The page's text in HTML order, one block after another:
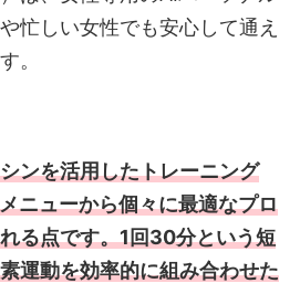
忙しい女性でも安心して通え
。
ンを活用したトレーニング
ニューから個々に最適なプロ
る点です。1回30分という短
運動を効率的に組み合わせた